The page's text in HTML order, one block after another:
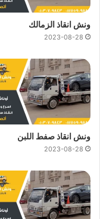
ونش انقاذ الزمالك
2023-08-28
ونش انقاذ صفط اللبن
2023-08-28